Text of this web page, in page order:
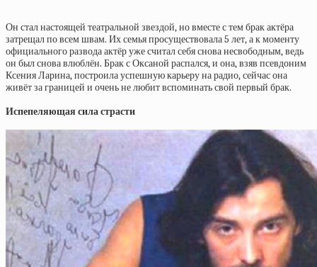
Он стал настоящей театральной звездой, но вместе с тем брак актёра
затрещал по всем швам. Их семья просуществовала 5 лет, а к моменту
официального развода актёр уже считал себя снова несвободным, ведь
он был снова влюблён. Брак с Оксаной распался, и она, взяв псевдоним
Ксения Ларина, построила успешную карьеру на радио, сейчас она
живёт за границей и очень не любит вспоминать свой первый брак.
Испепеляющая сила страсти